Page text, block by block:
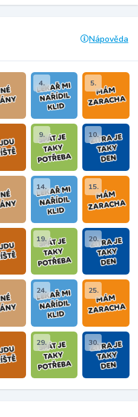
Nápověda
4. 5.
9. 10.
14. 15.
19. 20.
24. 25.
29. 30.